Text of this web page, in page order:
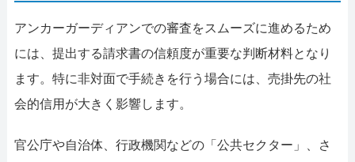
アンカーガーディアンでの審査をスムーズに進めるため
には、提出する請求書の信頼度が重要な判断材料となり
ます。特に非対面で手続きを行う場合には、売掛先の社
会的信用が大きく影響します。
官公庁や自治体、行政機関などの「公共セクター」、さ